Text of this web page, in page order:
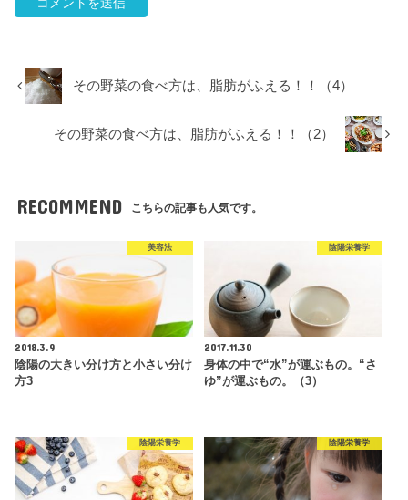
その野菜の食べ方は、脂肪がふえる！！（4）
その野菜の食べ方は、脂肪がふえる！！（2）
RECOMMEND こちらの記事も人気です。
美容法
2018.3.9
陰陽の大きい分け方と小さい分け
方3
陰陽栄養学
2017.11.30
身体の中で“水”が運ぶもの。“さ
ゆ”が運ぶもの。（3）
陰陽栄養学 陰陽栄養学